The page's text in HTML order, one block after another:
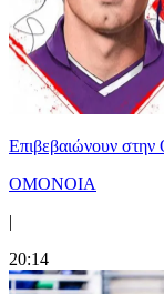
Επιβεβαιώνουν στην
ΟΜΟΝΟΙΑ
|
20:14